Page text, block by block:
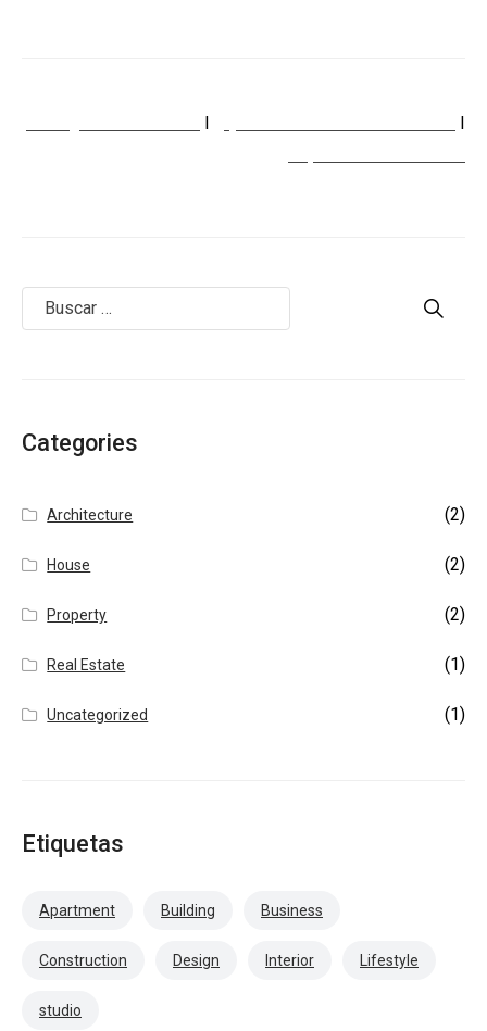
I
I
Categories
Architecture (2)
House (2)
Property (2)
Real Estate (1)
Uncategorized (1)
Etiquetas
Apartment Building Business
Construction Design Interior Lifestyle
studio